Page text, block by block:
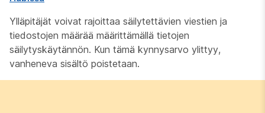
Ylläpitäjät voivat rajoittaa säilytettävien viestien ja
tiedostojen määrää määrittämällä tietojen
säilytyskäytännön. Kun tämä kynnysarvo ylittyy,
vanheneva sisältö poistetaan.